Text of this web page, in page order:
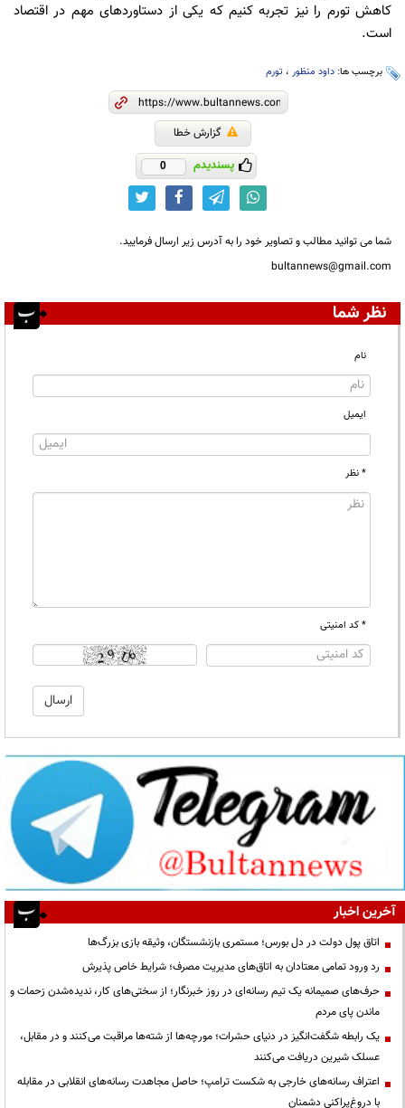
کاهش تورم را نیز تجربه کنیم که یکی از دستاورد‌های مهم در اقتصاد
است.
برچسب ها: داود منظور ، تورم
گزارش خطا
پسندیدم 0
شما می توانید مطالب و تصاویر خود را به آدرس زیر ارسال فرمایید.
bultannews@gmail.com
نظر شما
نام
ایمیل
* نظر
* کد امنیتی
آخرین اخبار
اتاق پول دولت در دل بورس؛ مستمری بازنشستگان، وثیقه بازی بزرگ‌ها
رد ورود تمامی معتادان به اتاق‌های مدیریت مصرف؛ شرایط خاص پذیرش
حرف‌های صمیمانه یک تیم رسانه‌ای در روز خبرنگار؛ از سختی‌های کار، ندیده‌شدن زحمات و
ماندن پای مردم
یک رابطه شگفت‌انگیز در دنیای حشرات؛ مورچه‌ها از شته‌ها مراقبت می‌کنند و در مقابل،
عسلک شیرین دریافت می‌کنند
اعتراف رسانه‌های خارجی به شکست ترامپ؛ حاصل مجاهدت رسانه‌های انقلابی در مقابله
با دروغ‌پراکنی دشمنان